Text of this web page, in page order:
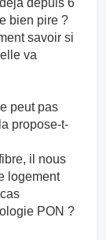
bien pire ?
savoir si
va
peut pas
propose-t-
il nous
logement
PON ?